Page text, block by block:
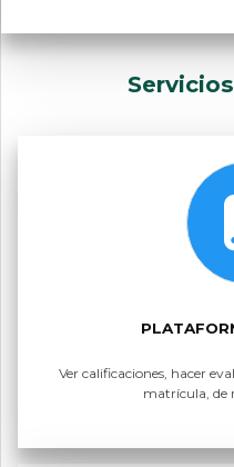
Ver calificaciones, hacer
matrícula, de